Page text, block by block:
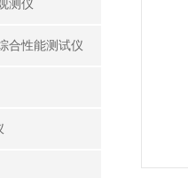
测仪
合性能测试仪